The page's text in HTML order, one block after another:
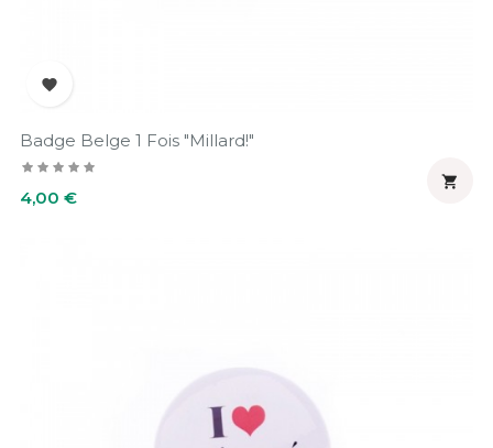

Badge Belge 1 Fois "Millard!"
Prix
4,00 €
